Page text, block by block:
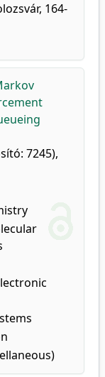
164-
7245),